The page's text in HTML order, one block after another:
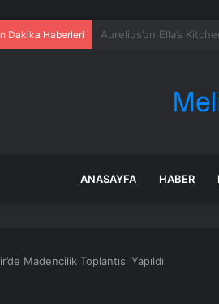
Dakika Haberleri Amcor hissesi 12
ANASAYFA HABER
Madencilik Toplantısı Yapıldı